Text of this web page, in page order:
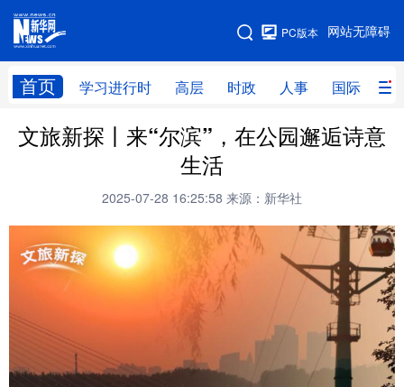
网站无障碍
PC版本
首页 学习进行时 高层 时政 人事 国际 财
网站地图
学习进行时 高层 时政 人事
科技 量子
文化 军事
政务
中央文件 金融 汽车
文旅新探丨来“尔滨”，在公园邂逅诗意
生活
2025-07-28 16:25:58 来源：新华社